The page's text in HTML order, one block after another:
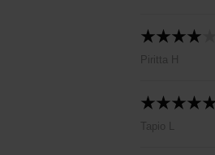
Piritta H
Tapio L